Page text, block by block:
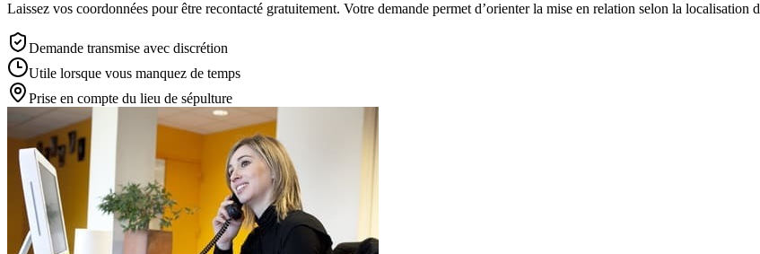
Laissez vos coordonnées pour être recontacté gratuitement. Votre demande permet d’orienter la mise en relation selon la localisation
Demande transmise avec discrétion
Utile lorsque vous manquez de temps
Prise en compte du lieu de sépulture